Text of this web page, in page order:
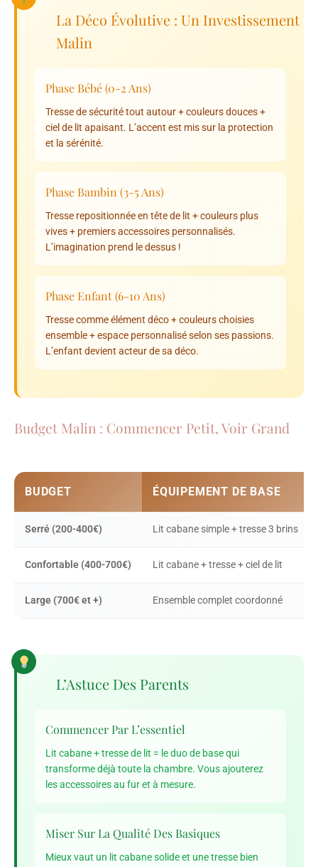
La Déco Évolutive : Un Investissement
Malin
Phase Bébé (0-2 Ans)
Tresse de sécurité tout autour + couleurs douces +
ciel de lit apaisant. L’accent est mis sur la protection
et la sérénité.
Phase Bambin (3-5 Ans)
Tresse repositionnée en tête de lit + couleurs plus
vives + premiers accessoires personnalisés.
L’imagination prend le dessus !
Phase Enfant (6-10 Ans)
Tresse comme élément déco + couleurs choisies
ensemble + espace personnalisé selon ses passions.
L’enfant devient acteur de sa déco.
Budget Malin : Commencer Petit, Voir Grand
BUDGET ÉQUIPEMENT DE BASE
Serré (200-400€) Lit cabane simple + tresse 3 brins
Confortable (400-700€) Lit cabane + tresse + ciel de lit
Large (700€ et +) Ensemble complet coordonné
L’Astuce Des Parents
Commencer Par L’essentiel
Lit cabane + tresse de lit = le duo de base qui
transforme déjà toute la chambre. Vous ajouterez
les accessoires au fur et à mesure.
Miser Sur La Qualité Des Basiques
Mieux vaut un lit cabane solide et une tresse bien